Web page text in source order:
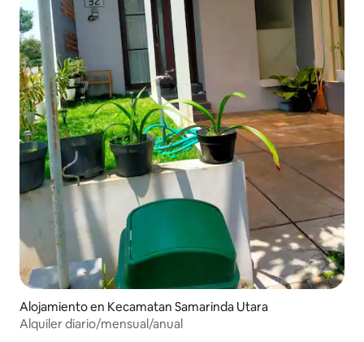
Alojamiento en Kecamatan Samarinda Utara
Alquiler diario/mensual/anual